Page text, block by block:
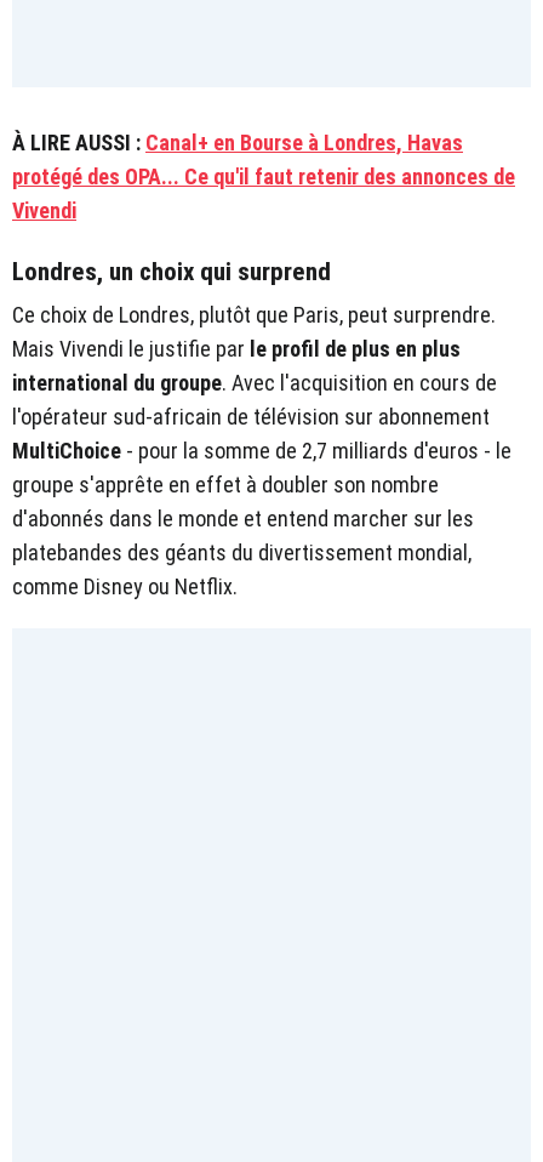
À LIRE AUSSI : Canal+ en Bourse à Londres, Havas
protégé des OPA... Ce qu'il faut retenir des annonces de
Vivendi
Londres, un choix qui surprend
Ce choix de Londres, plutôt que Paris, peut surprendre.
Mais Vivendi le justifie par le profil de plus en plus
international du groupe. Avec l'acquisition en cours de
l'opérateur sud-africain de télévision sur abonnement
MultiChoice - pour la somme de 2,7 milliards d'euros - le
groupe s'apprête en effet à doubler son nombre
d'abonnés dans le monde et entend marcher sur les
platebandes des géants du divertissement mondial,
comme Disney ou Netflix.